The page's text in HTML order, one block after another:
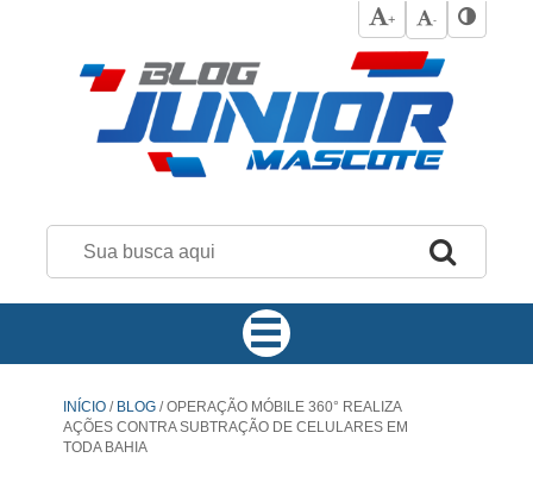
+ -
INÍCIO / BLOG /OPERAÇÃO MÓBILE 360° REALIZA
AÇÕES CONTRA SUBTRAÇÃO DE CELULARES EM
TODA BAHIA